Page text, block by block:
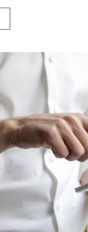
ÆGTEPAGT MED SÆREJE